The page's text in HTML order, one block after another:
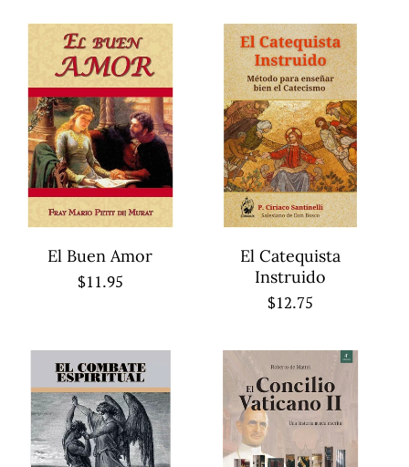
El Buen Amor
Regular
$11.95
El Catequista
Instruido
Regular
$12.75